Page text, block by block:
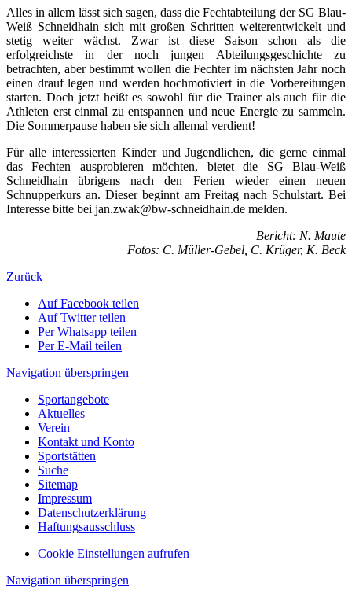
Alles in allem lässt sich sagen, dass die Fechtabteilung der SG Blau-
Weiß Schneidhain sich mit großen Schritten weiterentwickelt und
stetig weiter wächst. Zwar ist diese Saison schon als die
erfolgreichste in der noch jungen Abteilungsgeschichte zu
betrachten, aber bestimmt wollen die Fechter im nächsten Jahr noch
einen drauf legen und werden hochmotiviert in die Vorbereitungen
starten. Doch jetzt heißt es sowohl für die Trainer als auch für die
Athleten erst einmal zu entspannen und neue Energie zu sammeln.
Die Sommerpause haben sie sich allemal verdient!
Für alle interessierten Kinder und Jugendlichen, die gerne einmal
das Fechten ausprobieren möchten, bietet die SG Blau-Weiß
Schneidhain übrigens nach den Ferien wieder einen neuen
Schnupperkurs an. Dieser beginnt am Freitag nach Schulstart. Bei
Interesse bitte bei jan.zwak@bw-schneidhain.de melden.
Bericht: N. Maute
Fotos: C. Müller-Gebel, C. Krüger, K. Beck
Zurück
Auf Facebook teilen
Auf Twitter teilen
Per Whatsapp teilen
Per E-Mail teilen
Navigation überspringen
Sportangebote
Aktuelles
Verein
Kontakt und Konto
Sportstätten
Suche
Sitemap
Impressum
Datenschutzerklärung
Haftungsausschluss
Cookie Einstellungen aufrufen
Navigation überspringen